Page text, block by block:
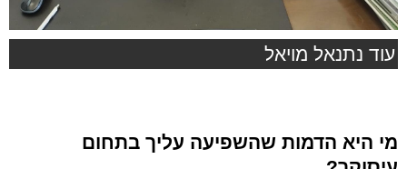
עוד נתנאל מויאל
מי היא הדמות שהשפיעה עליך בתחום